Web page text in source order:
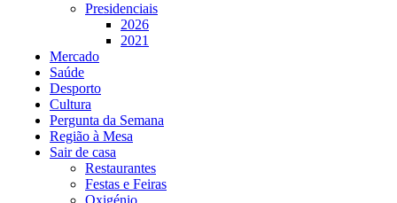
Presidenciais
2026
2021
Mercado
Saúde
Desporto
Cultura
Pergunta da Semana
Região à Mesa
Sair de casa
Restaurantes
Festas e Feiras
Oxigénio